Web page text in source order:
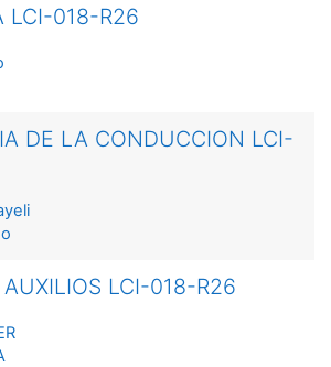
LCI-018-R26
DE LA CONDUCCION LCI-
AUXILIOS LCI-018-R26